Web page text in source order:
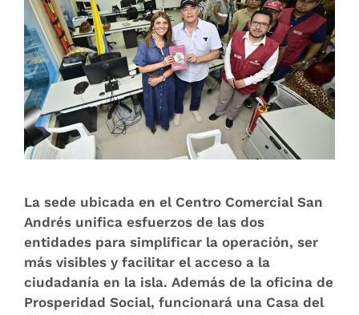
La sede ubicada en el Centro Comercial San
Andrés unifica esfuerzos de las dos
entidades para simplificar la operación, ser
más visibles y facilitar el acceso a la
ciudadanía en la isla. Además de la oficina de
Prosperidad Social, funcionará una Casa del